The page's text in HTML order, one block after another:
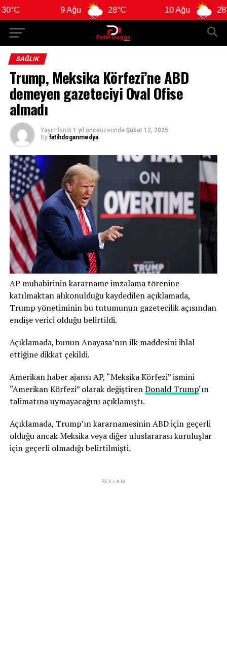
9 Ağu 28°C 10 Ağu 28°C
SAĞLIK
Trump, Meksika Körfezi’ne ABD
demeyen gazeteciyi Oval Ofise
almadı
Yayımlandı 1 yıl önceüzerinde Şubat 12, 2025
By fatihdoganmedya
AP muhabirinin kararname imzalama törenine
katılmaktan alıkonulduğu kaydedilen açıklamada,
Trump yönetiminin bu tutumunun gazetecilik açısından
endişe verici olduğu belirtildi.
Açıklamada, bunun Anayasa’nın ilk maddesini ihlal
ettiğine dikkat çekildi.
Amerikan haber ajansı AP, “Meksika Körfezi” ismini
“Amerikan Körfezi” olarak değiştirenDonald Trump‘ın
talimatına uymayacağını açıklamıştı.
Açıklamada, Trump’ın kararnamesinin ABD için geçerli
olduğu ancak Meksika veya diğer uluslararası kuruluşlar
için geçerli olmadığı belirtilmişti.
REKLAM